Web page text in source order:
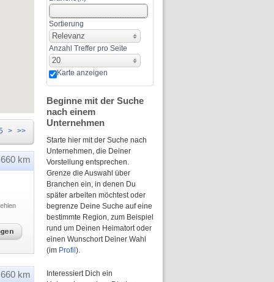
> >>
660 km
660 km
Sortierung
Relevanz
Anzahl Treffer pro Seite
20
Karte anzeigen
Beginne mit der Suche
nach einem
Unternehmen
Starte hier mit der Suche nach
Unternehmen, die Deiner
Vorstellung entsprechen.
Grenze die Auswahl über
Branchen ein, in denen Du
später arbeiten möchtest oder
begrenze Deine Suche auf eine
bestimmte Region, zum Beispiel
rund um Deinen Heimatort oder
einen Wunschort Deiner Wahl
(im Profil ).
Interessiert Dich ein